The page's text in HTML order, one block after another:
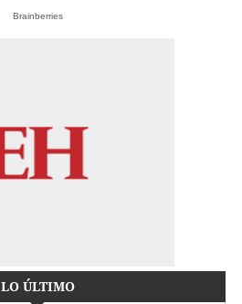
Brainberries
LO ÚLTIMO